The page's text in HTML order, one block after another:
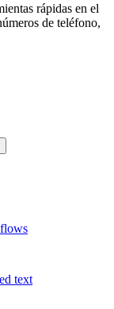
rápidas en el
de teléfono,
text